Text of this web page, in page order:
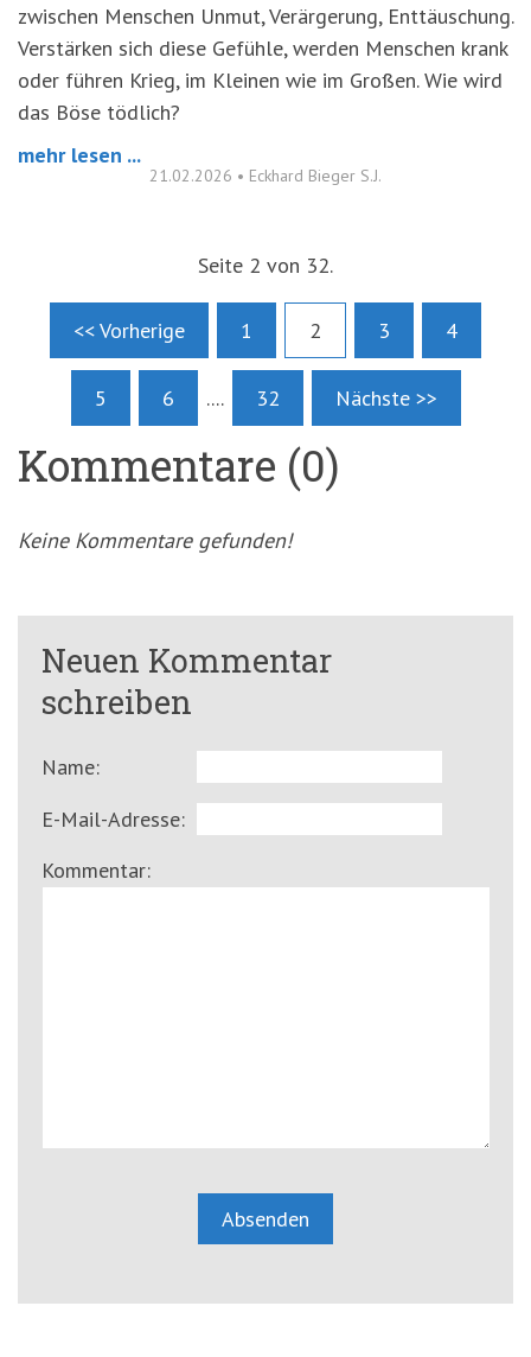
zwischen Menschen Unmut, Verärgerung, Enttäuschung.
Verstärken sich diese Gefühle, werden Menschen krank
oder führen Krieg, im Kleinen wie im Großen. Wie wird
das Böse tödlich?
mehr lesen ...
21.02.2026 • Eckhard Bieger S.J.
Seite 2 von 32.
<< Vorherige 1 2 3 4
5 6 .... 32 Nächste >>
Kommentare (0)
Keine Kommentare gefunden!
Neuen Kommentar
schreiben
Name:
E-Mail-Adresse:
Kommentar: